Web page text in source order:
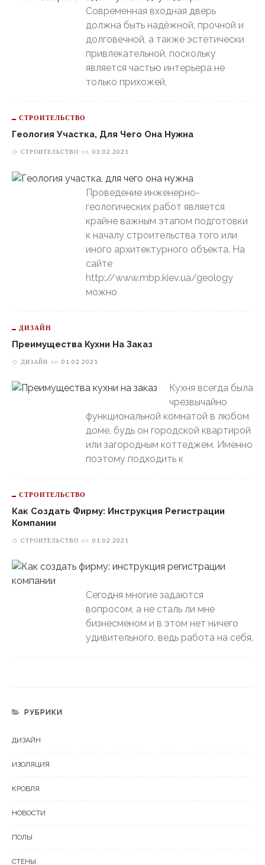
Современная входная дверь
должна быть надёжной, прочной и
долговечной, а также эстетически
привлекательной, поскольку
является частью интерьера не
только прихожей,
СТРОИТЕЛЬСТВО
Геология Участка, Для Чего Она Нужна
СТРОИТЕЛЬСТВО on 03.02.2021
Проведение инженерно-
геологических работ является
крайне важным этапом подготовки
к началу строительства того или
иного архитектурного объекта. На
сайте
http://www.mbp.kiev.ua/geology
можно
ДИЗАЙН
Преимущества Кухни На Заказ
ДИЗАЙН on 01.02.2021
Кухня всегда была
чрезвычайно
функциональной комнатой в любом
доме, будь он городской квартирой
или загородным коттеджем. Именно
поэтому подходить к
СТРОИТЕЛЬСТВО
Как Создать Фирму: Инструкция Регистрации
Компании
СТРОИТЕЛЬСТВО on 01.02.2021
Сегодня многие задаются
вопросом, а не сталь ли мне
бизнесменом и в этом нет ничего
удивительного, ведь работа на себя,
РУБРИКИ
ДИЗАЙН
ИЗОЛЯЦИЯ
КРОВЛЯ
НОВОСТИ
ПОЛЫ
СТЕНЫ